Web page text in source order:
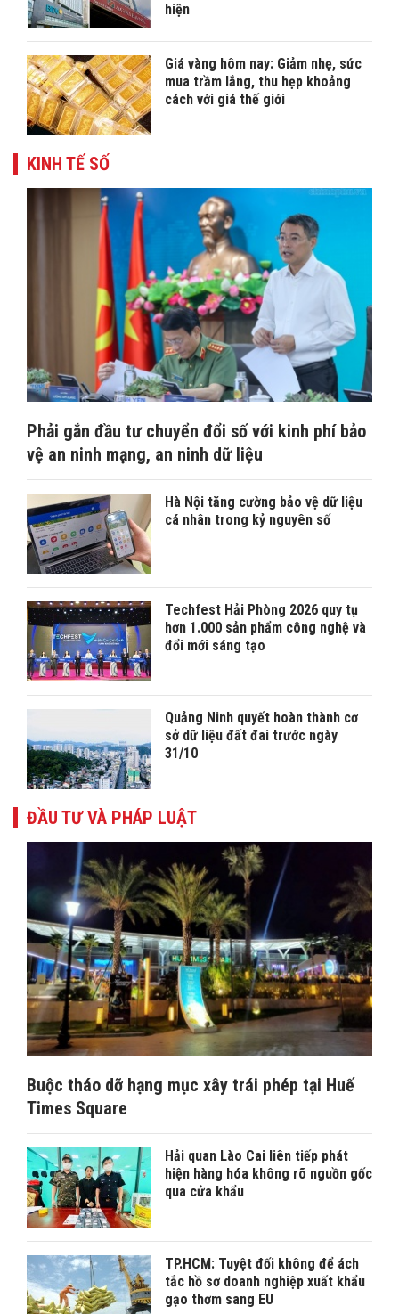
hiện
Giá vàng hôm nay: Giảm nhẹ, sức
mua trầm lắng, thu hẹp khoảng
cách với giá thế giới
KINH TẾ SỐ
Phải gắn đầu tư chuyển đổi số với kinh phí bảo
vệ an ninh mạng, an ninh dữ liệu
Hà Nội tăng cường bảo vệ dữ liệu
cá nhân trong kỷ nguyên số
Techfest Hải Phòng 2026 quy tụ
hơn 1.000 sản phẩm công nghệ và
đổi mới sáng tạo
Quảng Ninh quyết hoàn thành cơ
sở dữ liệu đất đai trước ngày
31/10
ĐẦU TƯ VÀ PHÁP LUẬT
Buộc tháo dỡ hạng mục xây trái phép tại Huế
Times Square
Hải quan Lào Cai liên tiếp phát
hiện hàng hóa không rõ nguồn gốc
qua cửa khẩu
TP.HCM: Tuyệt đối không để ách
tắc hồ sơ doanh nghiệp xuất khẩu
gạo thơm sang EU